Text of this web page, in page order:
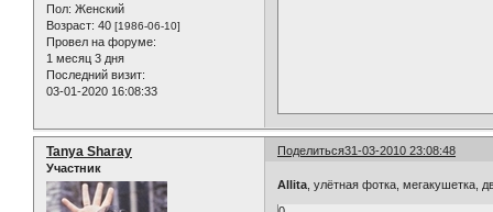
Пол: Женский
Возраст: 40 [1986-06-10]
Провел на форуме:
1 месяц 3 дня
Последний визит:
03-01-2020 16:08:33
Поделиться31-03-2010 23:08:48
Tanya Sharay
Участник
Allita , улётная фотка, мегакушетка,